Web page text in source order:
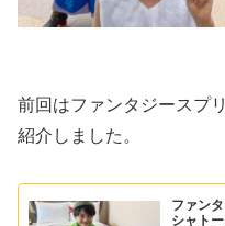
前回はファンタジースプ
紹介しました。
ファン
シャト